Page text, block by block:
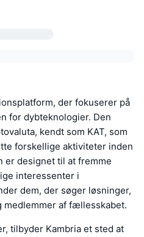
der fokuserer på
for dybteknologier. Den
kendt som KAT, som
forskellige aktiviteter inden
er designet til at fremme
interessenter i
dem, der søger løsninger,
medlemmer af fællesskabet.
tilbyder Kambria et sted at